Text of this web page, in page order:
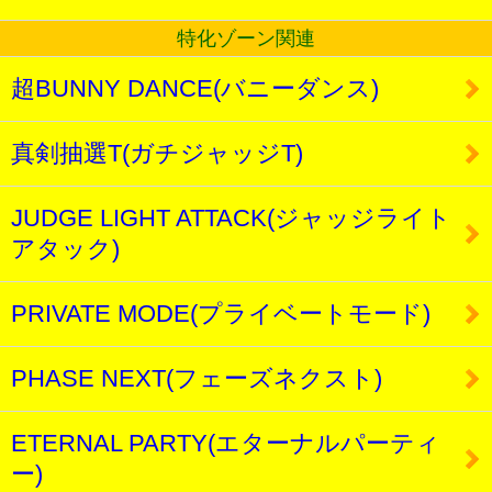
特化ゾーン関連
超BUNNY DANCE(バニーダンス)
真剣抽選T(ガチジャッジT)
JUDGE LIGHT ATTACK(ジャッジライト
アタック)
PRIVATE MODE(プライベートモード)
PHASE NEXT(フェーズネクスト)
ETERNAL PARTY(エターナルパーティ
ー)